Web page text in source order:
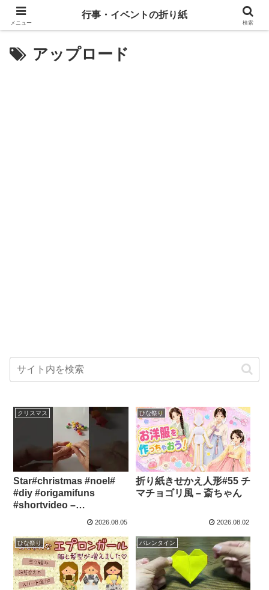
アップロード
クリスマス
Star#christmas #noel#
#diy #origamifuns
#shortvideo –
2026.08.05
ひな祭り
折り紙きせかえ人形#55 チ
マチョゴリ風 – 斎ちゃん
2026.08.02
ひな祭り バレンタイン
メニュー
行事・イベントの折り紙
検索